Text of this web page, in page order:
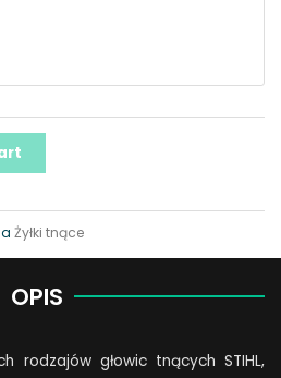
Żyłki tnące
OPIS
rodzajów głowic tnących STIHL,